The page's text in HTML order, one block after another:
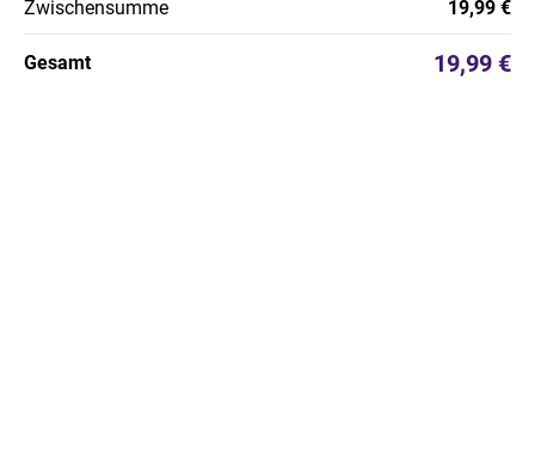
Zwischensumme 19,99 €
Gesamt 19,99 €